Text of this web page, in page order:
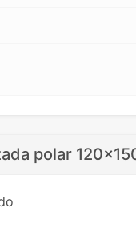
polar